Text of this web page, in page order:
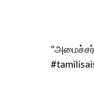
"அமைச்சர்